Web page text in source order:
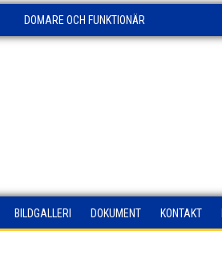
DOMARE OCH FUNKTIONÄR
BILDGALLERI DOKUMENT KONTAKT